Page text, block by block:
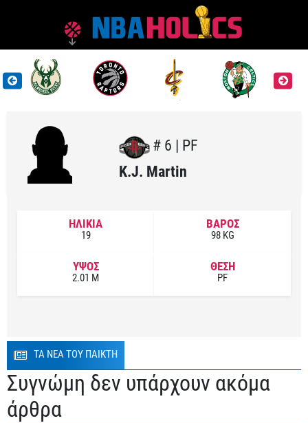
# 6 | PF
K.J. Martin
ΗΛΙΚΙΑ
19
ΒΑΡΟΣ
98 KG
ΥΨΟΣ
2.01 M
ΘΕΣΗ
PF
ΤΑ ΝΕΑ ΤΟΥ ΠΑΙΚΤΗ
Συγνώμη δεν υπάρχουν ακόμα
άρθρα